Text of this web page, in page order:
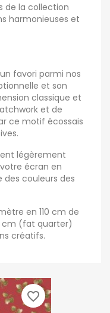
de la collection
harmonieuses et
favori parmi nos
et son
classique et
et de
ce motif écossais
légèrement
écran en
des couleurs des
en 110 cm de
cm (fat quarter)
créatifs.
favorite_border